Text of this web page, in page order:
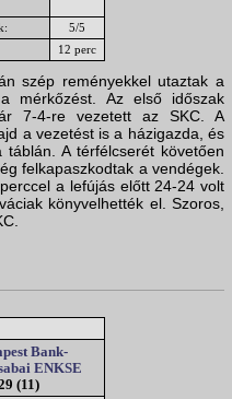
5/5
12 perc
szép reményekkel utaztak a
mérkőzést. Az első időszak
7-4-re vezetett az SKC. A
a vezetést is a házigazda, és
A térfélcserét követően
felkapaszkodtak a vendégek.
a lefújás előtt 24-24 volt
könyvelhették el. Szoros,
Bank-
ENKSE
(11)